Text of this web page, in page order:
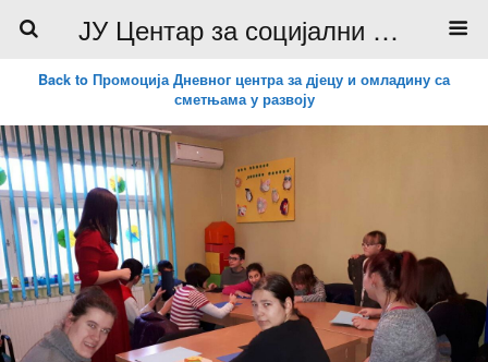
ЈУ Центар за социјални рад
Back to Промоција Дневног центра за дјецу и омладину са
сметњама у развоју